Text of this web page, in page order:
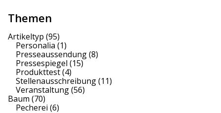
Themen
Artikeltyp (95)
Personalia (1)
Presseaussendung(8)
Pressespiegel (15)
Produkttest(4)
Stellenausschreibung(11)
Veranstaltung(56)
Baum (70)
Pecherei (6)